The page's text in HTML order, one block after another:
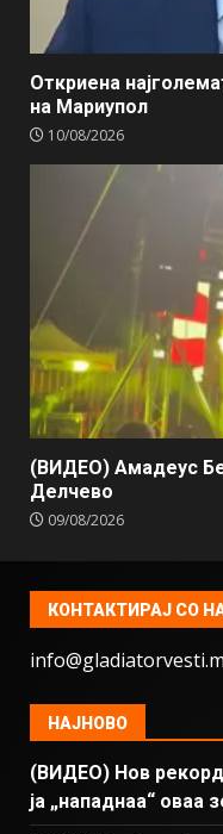
Откриена
на Мариупол
10/08/2026
(ВИДЕО) Амадеус
Делчево
09/08/2026
КОНТАКТИРАЈ СО
НАЈНОВО
(ВИДЕО) Нов
ја „нападнаа“ оваа